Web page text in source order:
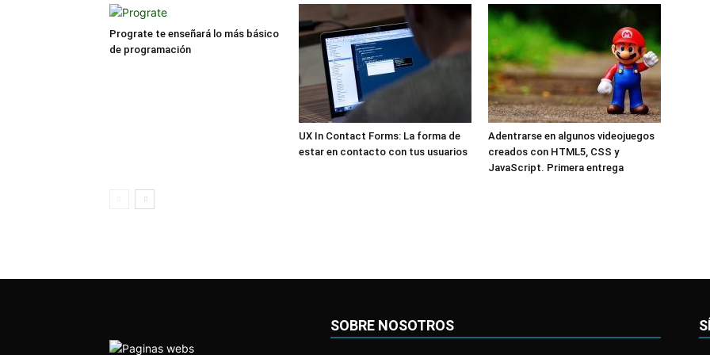
Prograte te enseñará lo más básico
de programación
UX In Contact Forms: La forma de
estar en contacto con tus usuarios
Adentrarse en algunos videojuegos
creados con HTML5, CSS y
JavaScript. Primera entrega
SOBRE NOSOTROS